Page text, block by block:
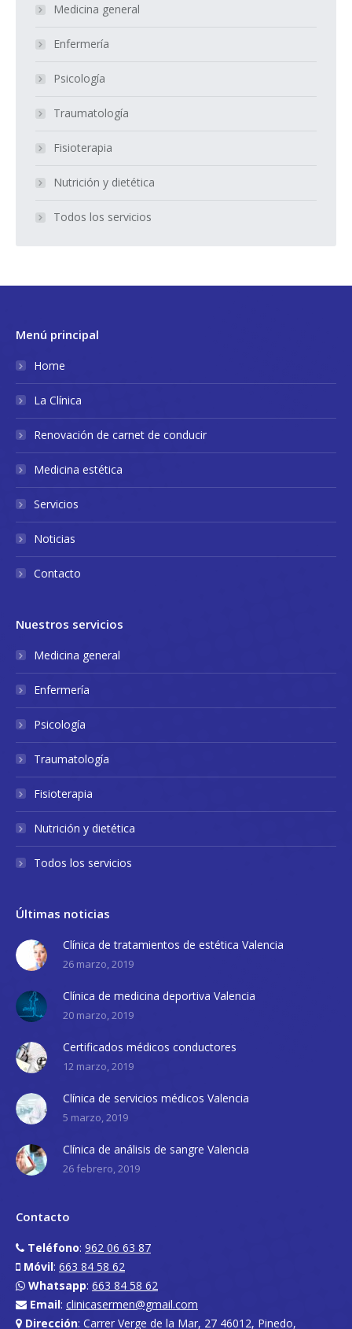
Medicina general
Enfermería
Psicología
Traumatología
Fisioterapia
Nutrición y dietética
Todos los servicios
Menú principal
Home
La Clínica
Renovación de carnet de conducir
Medicina estética
Servicios
Noticias
Contacto
Nuestros servicios
Medicina general
Enfermería
Psicología
Traumatología
Fisioterapia
Nutrición y dietética
Todos los servicios
Últimas noticias
Clínica de tratamientos de estética Valencia
26 marzo, 2019
Clínica de medicina deportiva Valencia
20 marzo, 2019
Certificados médicos conductores
12 marzo, 2019
Clínica de servicios médicos Valencia
5 marzo, 2019
Clínica de análisis de sangre Valencia
26 febrero, 2019
Contacto
Teléfono: 962 06 63 87
Móvil: 663 84 58 62
Whatsapp: 663 84 58 62
Email: clinicasermen@gmail.com
Dirección: Carrer Verge de la Mar, 27 46012, Pinedo,